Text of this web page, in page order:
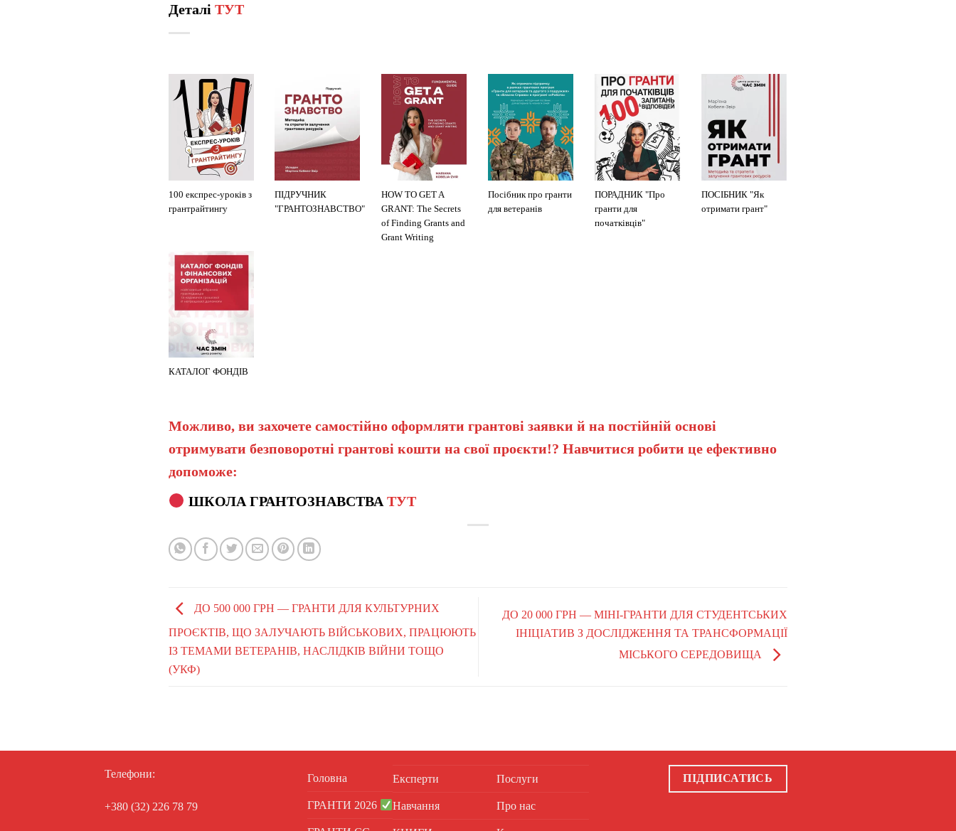
Деталі ТУТ
100 експрес-уроків з
грантрайтингу
ПІДРУЧНИК
"ГРАНТОЗНАВСТВО"
HOW TO GET A
GRANT: The Secrets
of Finding Grants and
Grant Writing
Посібник про гранти
для ветеранів
ПОРАДНИК "Про
гранти для
початківців"
ПОСІБНИК "Як
отримати грант"
КАТАЛОГ ФОНДІВ
Можливо, ви захочете самостійно оформляти грантові заявки й на постійній основі
отримувати безповоротні грантові кошти на свої проєкти!? Навчитися робити це ефективно
допоможе:
ШКОЛА ГРАНТОЗНАВСТВА ТУТ
ДО 500 000 ГРН — ГРАНТИ ДЛЯ КУЛЬТУРНИХ
ПРОЄКТІВ, ЩО ЗАЛУЧАЮТЬ ВІЙСЬКОВИХ, ПРАЦЮЮТЬ
ІЗ ТЕМАМИ ВЕТЕРАНІВ, НАСЛІДКІВ ВІЙНИ ТОЩО
(УКФ)
ДО 20 000 ГРН — МІНІ-ГРАНТИ ДЛЯ СТУДЕНТСЬКИХ
ІНІЦІАТИВ З ДОСЛІДЖЕННЯ ТА ТРАНСФОРМАЦІЇ
МІСЬКОГО СЕРЕДОВИЩА
Телефони:
+380 (32) 226 78 79
Головна
ГРАНТИ 2026
Експерти
Навчання
Послуги
Про нас
ПІДПИСАТИСЬ